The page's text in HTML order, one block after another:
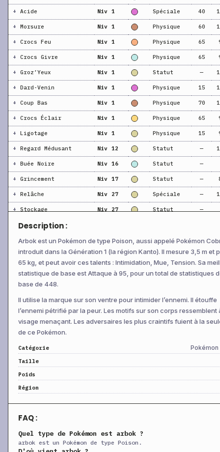
+ Acide Niv 1 Spéciale 40
+ Morsure Niv 1 Physique 60
+ Crocs Feu Niv 1 Physique 65
+ Crocs Givre Niv 1 Physique 65
+ Groz’Yeux Niv 1 Statut —
+ Dard-Venin Niv 1 Physique 15
+ Coup Bas Niv 1 Physique 70
+ Crocs Éclair Niv 1 Physique 65
+ Ligotage Niv 1 Physique 15
+ Regard Médusant Niv 12 Statut —
+ Buée Noire Niv 16 Statut —
+ Grincement Niv 17 Statut —
+ Relâche Niv 27 Spéciale —
+ Stockage Niv 27 Statut —
Avale
Direct Toxik Niv 28 Physique 80
Bombe Acide Niv 32 Spéciale 40
Boue-Bombe Niv 34 Spéciale 65
Souplesse
Bombe Beurk Niv 39 Spéciale 90
Suc Digestif Statut
Éructation
Toxik —
Enroulement
Détricanon
Attraction CT Statut —
Plaquage
Abattage CT
Description :
Arbok est un Pokémon de type Poison, aussi appelé Pokémon
introduit dans la Génération 1 (la région Kanto). Il mesure 3,5 m et
65 kg, et peut avoir ces talents : Intimidation, Mue, Tension. Sa
statistique de base est Attaque à 95, pour un total de statistiques
base de 448.
Il utilise la marque sur son ventre pour intimider l’ennemi. Il étouffe
l’ennemi pétrifié par la peur. Les motifs sur son corps ressemblent
visage menaçant. Les adversaires les plus craintifs fuient à la
de ce Pokémon.
Catégorie Pokémon
Taille
Poids
Région
FAQ :
Quel type de Pokémon est arbok ?
arbok est un Pokémon de type Poison.